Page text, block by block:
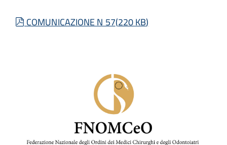
pdf
COMUNICAZIONE N 57(220 KB)